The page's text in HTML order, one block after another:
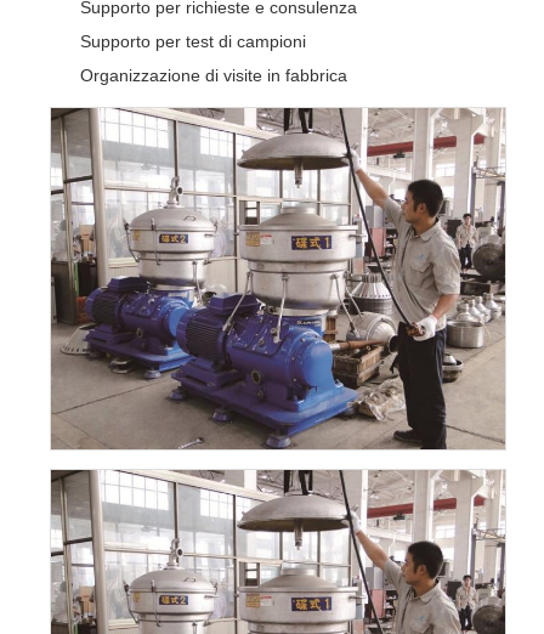
Supporto per richieste e consulenza
Supporto per test di campioni
Organizzazione di visite in fabbrica